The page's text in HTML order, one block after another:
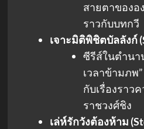
สายตาของอ
ราวกับบทกวี
เจาะมิติพิชิตบัลลังก์
ซีรีส์ในตำนา
เวลาข้ามภพ
กับเรื่องราว
ราชวงศ์ชิง
เล่ห์รักวังต้องห้าม